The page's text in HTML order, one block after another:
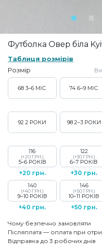
Футболка Овер біла
Таблиця розмірів
Розмір
68 3–6 МІС. 74 6–9 МІС.
92 2 РОКИ 98 2–3 РОКИ
116
(+20 ГРН.)
5–6 РОКІВ
+20 грн.
122
(+30 ГРН.)
6–7 РОКІВ
+30 грн.
140
(+40 ГРН.)
9–10 РОКІВ
+40 грн.
146
(+50 ГРН.)
10–11 РОКІВ
+50 грн.
Чому безпечно замовляти
Післяплата — оплата при
Відправка до 3 робочих днів